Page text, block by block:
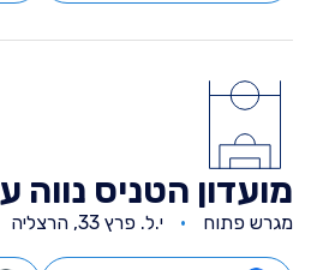
מועדון הטניס נווה
מגרש פתוח י.ל. פרץ 33, הרצליה